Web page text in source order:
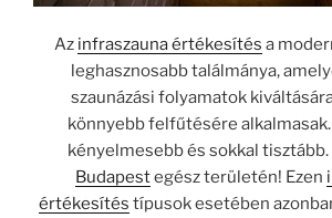
Az infraszauna értékesítés a
leghasznosabb találmánya,
szaunázási folyamatok
könnyebb felfűtésére
kényelmesebb és sokkal tisztább.
Budapestegész területén! Ezen
értékesítés típusok esetében